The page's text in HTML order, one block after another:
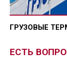
ГРУЗОВЫЕ
ЕСТЬ